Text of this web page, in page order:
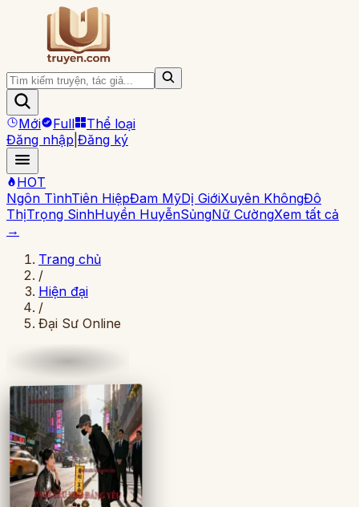
Mới Full
Thể loại
Đăng nhập Đăng ký
HOT
Ngôn TìnhTiên HiệpĐam MỹDị GiớiXuyên KhôngĐô
ThịTrọng SinhHuyền HuyễnSủngNữ CườngXem tất cả
→
Trang chủ
/
Hiện đại
/
Đại Sư Online